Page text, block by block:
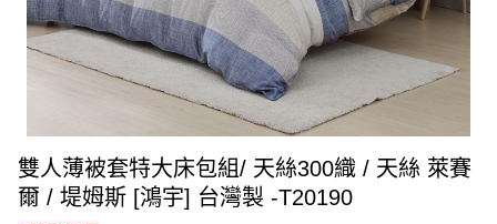
雙人薄被套特大床包組/ 天絲300織 / 天絲 萊賽
爾 / 堤姆斯 [鴻宇] 台灣製 -T20190